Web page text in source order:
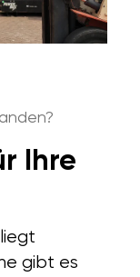
Ihre
gibt es